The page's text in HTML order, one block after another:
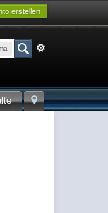
erstellen